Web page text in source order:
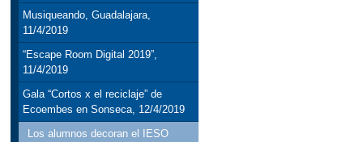
Musiqueando, Guadalajara,
11/4/2019
“Escape Room Digital 2019”,
11/4/2019
Gala “Cortos x el reciclaje” de
Ecoembes en Sonseca, 12/4/2019
Los alumnos decoran el IESO